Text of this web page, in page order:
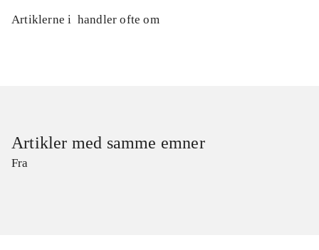
Artiklerne i handler ofte om
Artikler med samme emner
Fra